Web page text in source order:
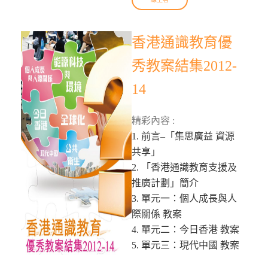
香港通識教育優
秀教案結集2012-
14
精彩內容 :
1. 前言–「集思廣益 資源
共享」
2. 「香港通識教育支援及
推廣計劃」簡介
3. 單元一：個人成長與人
際關係 教案
4. 單元二：今日香港 教案
5. 單元三：現代中國 教案